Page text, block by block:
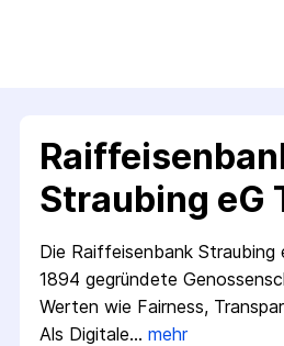
Straubing eG
Die Raiffeisenbank Straubing
1894 gegründete
Werten wie Fairness,
Als Digitale… mehr